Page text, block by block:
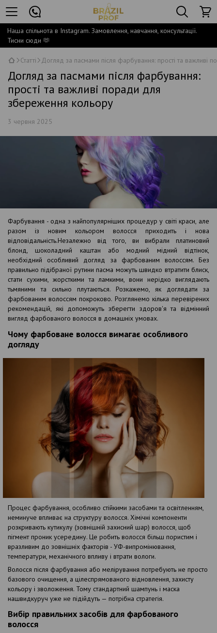
Наша спільнота в Instagram. Замовлення, навчання, консультації.
Тисни сюди 🫶
Статті Догляд за пасмами після фарбування: прості та важливі
Догляд за пасмами після фарбування:
прості та важливі поради для
збереження кольору
3 червня 2025
Фарбування - одна з найпопулярніших процедур у світі краси, але
разом із новим кольором волосся приходить і нова
відповідальність.Незалежно від того, ви вибрали платиновий
блонд, шоколадний каштан або модний мідний відтінок,
необхідний особливий догляд за фарбованим волоссям. Без
правильно підібраної рутини пасма можуть швидко втратити блиск,
стати сухими, жорсткими та ламкими, вони нерідко виглядають
тьмяними та сильно плутаються. Розкажемо, як доглядати за
фарбованим волоссям покроково. Розглянемо кілька перевірених
рекомендацій, які допоможуть зберегти здоров'я та відмінний
вигляд фарбованого волосся в домашніх умовах.
Чому фарбоване волосся вимагає особливого
догляду
Процес фарбування, особливо стійкими засобами та освітленням,
неминуче впливає на структуру волосся. Хімічні компоненти
розкривають кутикулу (зовнішній захисний шар) волосся, щоб
пігмент проник усередину. Це робить волосся більш пористим і
вразливим до зовнішніх факторів - УФ-випромінювання,
температури, механічного впливу і втрати вологи.
Волосся після фарбування або мелірування потребують не просто
базового очищення, а цілеспрямованого відновлення, захисту
кольору і зволоження. Тому стандартний шампунь і маска
нашвидкуруч уже не підійдуть — потрібна стратегія.
Вибір правильних засобів для фарбованого
волосся